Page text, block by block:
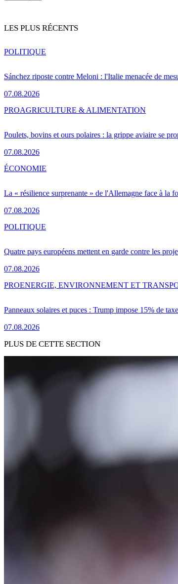
LES PLUS RÉCENTS
Sánchez riposte contre Meloni : l'Italie menacée de
07.08.2026
POLITIQUE
Poulets, bovins et ours polaires : la grippe aviaire se
07.08.2026
PROAGRICULTURE & ALIMENTATION
La « résilience surprenante » de l'Allemagne face à la
07.08.2026
ÉCONOMIE
Quatre pays européens mettent en garde contre les
07.08.2026
POLITIQUE
Panneaux solaires et puces : Trump impose 15% de
07.08.2026
PROENERGIE, ENVIRONNEMENT ET
PLUS DE CETTE SECTION